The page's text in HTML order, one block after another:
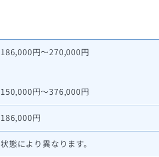
186,000円～270,000円
150,000円～376,000円
186,000円
状態により異なります。